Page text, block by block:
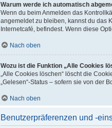
Warum werde ich automatisch
Wenn du beim Anmelden das
angemeldet zu bleiben, kannst du das
Internetcafé, befindest. Wenn diese
Nach oben
Wozu ist die Funktion „Alle Cookies
„Alle Cookies löschen“ löscht die
„Gelesen“-Status – sofern sie von der
Nach oben
Benutzerpräferenzen und -